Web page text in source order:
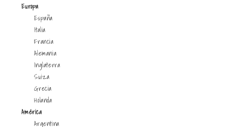
Europa
España
Italia
Francia
Alemania
Inglaterra
Suiza
Grecia
Holanda
América
Argentina